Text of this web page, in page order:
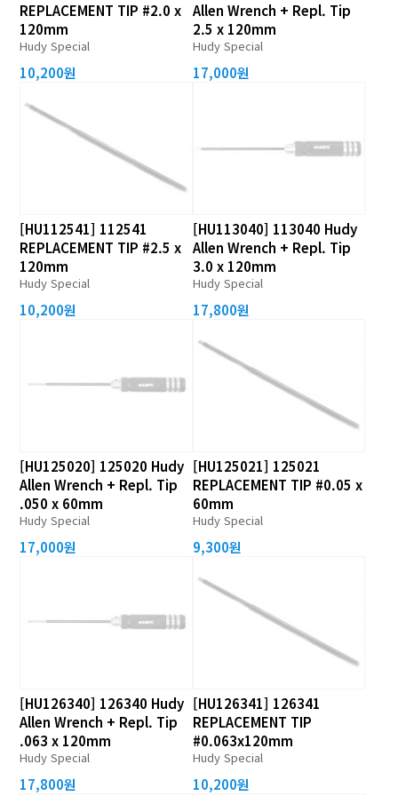
REPLACEMENT TIP #2.0 x
120mm
Hudy Special
10,200원
Allen Wrench + Repl. Tip
2.5 x 120mm
Hudy Special
17,000원
[HU112541] 112541
REPLACEMENT TIP #2.5 x
120mm
Hudy Special
10,200원
[HU113040] 113040 Hudy
Allen Wrench + Repl. Tip
3.0 x 120mm
Hudy Special
17,800원
[HU125020] 125020 Hudy
Allen Wrench + Repl. Tip
.050 x 60mm
Hudy Special
17,000원
[HU125021] 125021
REPLACEMENT TIP #0.05 x
60mm
Hudy Special
9,300원
[HU126340] 126340 Hudy
Allen Wrench + Repl. Tip
.063 x 120mm
Hudy Special
17,800원
[HU126341] 126341
REPLACEMENT TIP
#0.063x120mm
Hudy Special
10,200원